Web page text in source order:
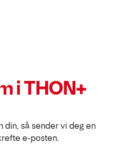
i THON+
din, så sender vi deg en
e-posten.